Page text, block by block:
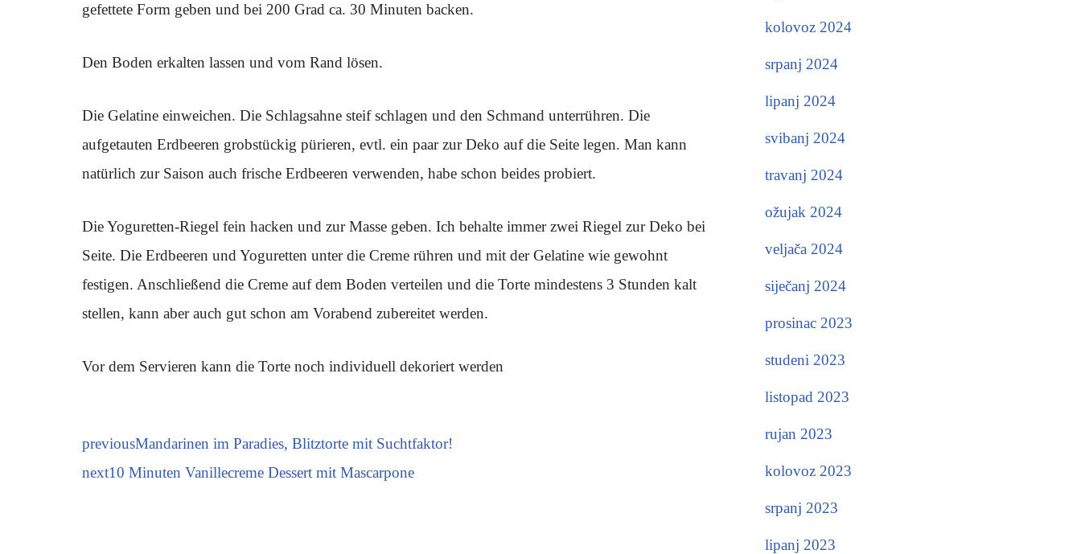
gefettete Form geben und bei 200 Grad ca. 30 Minuten backen.
Den Boden erkalten lassen und vom Rand lösen.
Die Gelatine einweichen. Die Schlagsahne steif schlagen und den Schmand unterrühren. Die
aufgetauten Erdbeeren grobstückig pürieren, evtl. ein paar zur Deko auf die Seite legen. Man kann
natürlich zur Saison auch frische Erdbeeren verwenden, habe schon beides probiert.
Die Yoguretten-Riegel fein hacken und zur Masse geben. Ich behalte immer zwei Riegel zur Deko bei
Seite. Die Erdbeeren und Yoguretten unter die Creme rühren und mit der Gelatine wie gewohnt
festigen. Anschließend die Creme auf dem Boden verteilen und die Torte mindestens 3 Stunden kalt
stellen, kann aber auch gut schon am Vorabend zubereitet werden.
Vor dem Servieren kann die Torte noch individuell dekoriert werden
previousMandarinen im Paradies, Blitztorte mit Suchtfaktor!
next10 Minuten Vanillecreme Dessert mit Mascarpone
kolovoz 2024
srpanj 2024
lipanj 2024
svibanj 2024
travanj 2024
ožujak 2024
veljača 2024
siječanj 2024
prosinac 2023
studeni 2023
listopad 2023
rujan 2023
kolovoz 2023
srpanj 2023
lipanj 2023